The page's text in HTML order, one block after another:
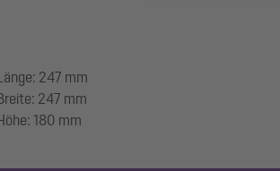
247 mm
247 mm